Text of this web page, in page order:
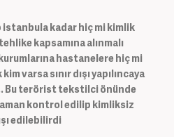
istanbula kadar hiç mi kimlik
kapsamına alınmalı
hastanelere hiç mi
varsa sınır dışı yapılıncaya
Bu terörist tekstilci önünde
kontrol edilip kimliksiz
edilebilirdi